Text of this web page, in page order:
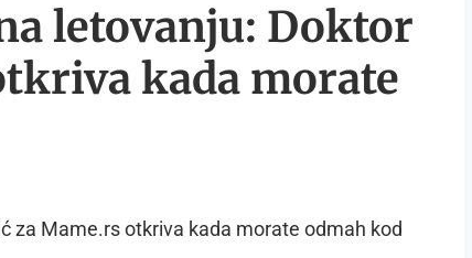
letovanju: Doktor
kada morate